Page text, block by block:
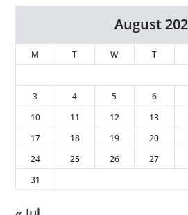
August
M T W T
3
4 5 6
10
11 12 13
17
18 19 20
24
25 26 27
31